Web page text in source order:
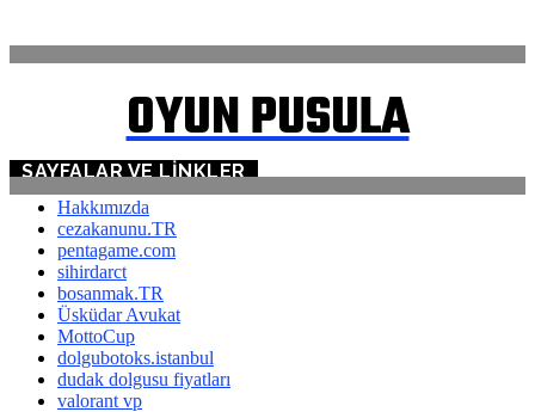
OYUN PUSULA
SAYFALAR VE LINKLER
Hakkımızda
cezakanunu.TR
pentagame.com
sihirdarct
bosanmak.TR
Üsküdar Avukat
MottoCup
dolgubotoks.istanbul
dudak dolgusu fiyatları
valorant vp